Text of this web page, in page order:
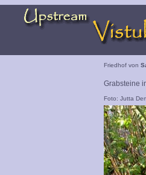
Friedhof von
Grabsteine
Foto: Jutta